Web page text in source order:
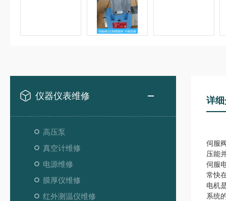
仪器仪表维修
高压泵
真空计维修
电源维修
膜厚仪维修
红外测温仪维修
详
伺服
压能
伺服
常快
电机
系统